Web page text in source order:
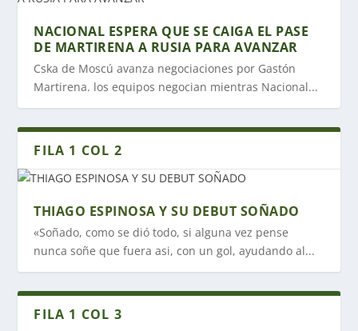
NACIONAL ESPERA QUE SE CAIGA EL PASE
DE MARTIRENA A RUSIA PARA AVANZAR
Cska de Moscú avanza negociaciones por Gastón
Martirena. los equipos negocian mientras Nacional...
FILA 1 COL 2
THIAGO ESPINOSA Y SU DEBUT SOÑADO
«Soñado, como se dió todo, si alguna vez pense
nunca soñe que fuera asi, con un gol, ayudando al...
FILA 1 COL 3